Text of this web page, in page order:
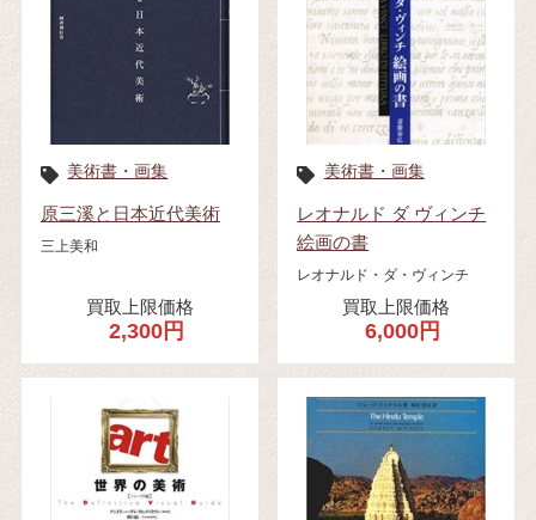
美術書・画集
原三溪と日本近代美術
三上美和
買取上限価格
2,300円
美術書・画集
レオナルド ダ ヴィンチ
絵画の書
レオナルド・ダ・ヴィンチ
買取上限価格
6,000円